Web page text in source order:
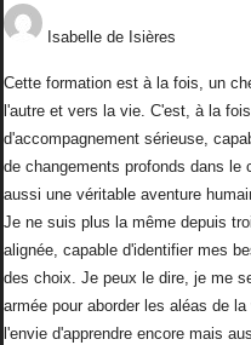
Isabelle de Isières
Cette formation est à la fois, un
l'autre et vers la vie. C'est, à la
d'accompagnement sérieuse,
de changements profonds dans le
aussi une véritable aventure
Je ne suis plus la même depuis
alignée, capable d'identifier mes
des choix. Je peux le dire, je me
armée pour aborder les aléas de
l'envie d'apprendre encore mais